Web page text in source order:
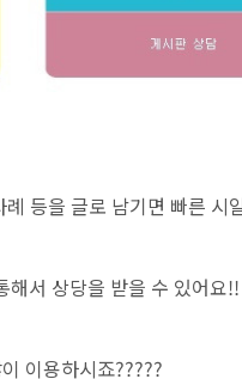
등을 글로 남기면 빠른
해서 상당을 받을 수 있어요!!
이용하시죠?????